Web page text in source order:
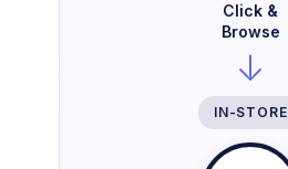
Click &
Browse
↓
IN-STORE